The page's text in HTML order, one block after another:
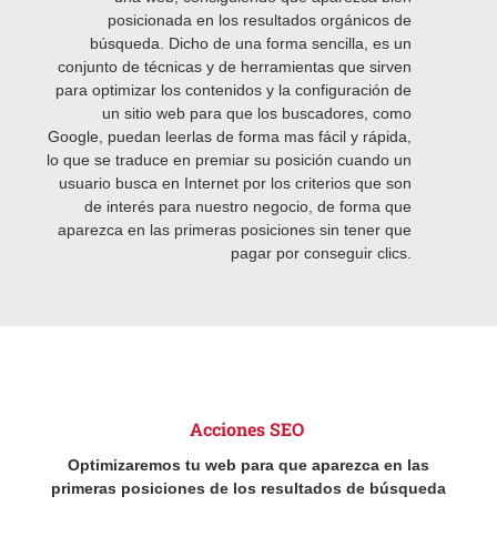
posicionada en los resultados orgánicos de
búsqueda. Dicho de una forma sencilla, es un
conjunto de técnicas y de herramientas que sirven
para optimizar los contenidos y la configuración de
un sitio web para que los buscadores, como
Google, puedan leerlas de forma mas fácil y rápida,
lo que se traduce en premiar su posición cuando un
usuario busca en Internet por los criterios que son
de interés para nuestro negocio, de forma que
aparezca en las primeras posiciones sin tener que
pagar por conseguir clics.
Acciones SEO
Optimizaremos tu web para que aparezca en las
primeras posiciones de los resultados de búsqueda